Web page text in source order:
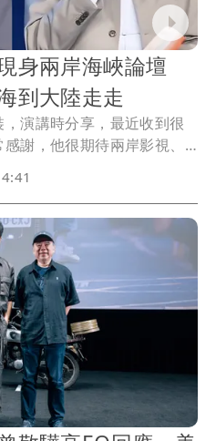
身兩岸海峽論壇
到大陸走走
演講時分享，最近收到很
謝，他很期待兩岸影視、